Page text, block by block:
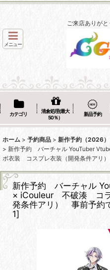
ご来店ありがと
メニュー
カテゴリ
清倉処理(最大
50％）
新品予約
ホーム > 予約商品 > 新作予約（2026）
> 新作予約 バーチャル YouTuber
ボ衣装 コスプレ衣装（開発条件アリ
新作予約 バーチャル
× iCouleur 不破湊 コ
発条件アリ） 事前予約
1]